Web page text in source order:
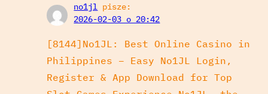
no1jl pisze:
2026-02-03 o 20:42
[8144]No1JL: Best Online Casino in
Philippines – Easy No1JL Login,
Register & App Download for Top